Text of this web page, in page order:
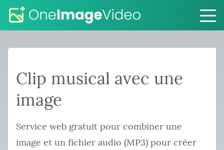
Clip musical avec une
image
Service web gratuit pour combiner une
image et un fichier audio (MP3) pour créer